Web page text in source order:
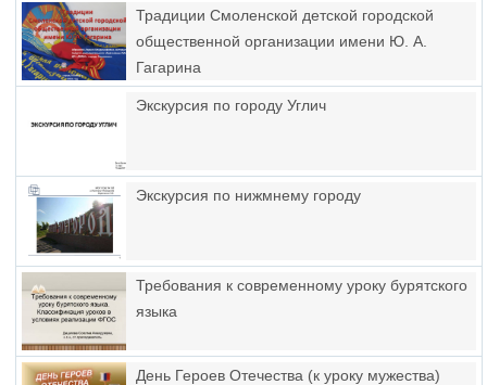
Традиции Смоленской детской городской
общественной организации имени Ю. А.
Гагарина
Экскурсия по городу Углич
Экскурсия по нижмнему городу
Требования к современному уроку бурятского
языка
День Героев Отечества (к уроку мужества)